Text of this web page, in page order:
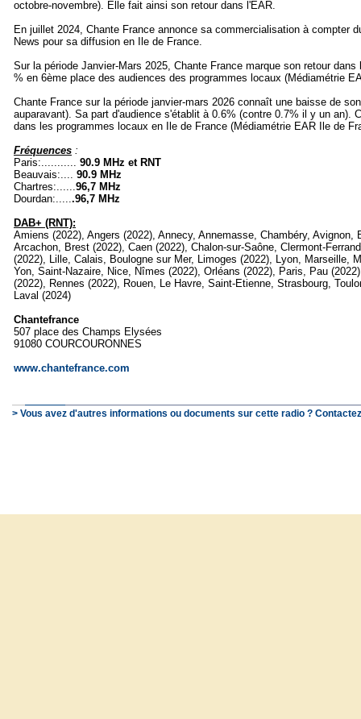
octobre-novembre). Elle fait ainsi son retour dans l'EAR.
En juillet 2024, Chante France annonce sa commercialisation à compter
News pour sa diffusion en Ile de France.
Sur la période Janvier-Mars 2025, Chante France marque son retour
% en 6ème place des audiences des programmes locaux (Médiamétrie
Chante France sur la période janvier-mars 2026 connaît une baisse de
auparavant). Sa part d'audience s'établit à 0.6% (contre 0.7% il y un an).
dans les programmes locaux en Ile de France (Médiamétrie EAR Ile de
Fréquences :
Paris:........... 90.9 MHz et RNT
Beauvais:.... 90.9 MHz
Chartres:......96,7 MHz
Dourdan:......96,7 MHz
DAB+ (RNT):
Amiens (2022), Angers (2022), Annecy, Annemasse, Chambéry,
Arcachon, Brest (2022), Caen (2022), Chalon-sur-Saône, Clermont-
(2022), Lille, Calais, Boulogne sur Mer, Limoges (2022), Lyon, Marseille,
Yon, Saint-Nazaire, Nice, Nîmes (2022), Orléans (2022), Paris, Pau
(2022), Rennes (2022), Rouen, Le Havre, Saint-Etienne, Strasbourg,
Laval (2024)
Chantefrance
507 place des Champs Elysées
91080 COURCOURONNES
www.chantefrance.com
> Vous avez d'autres informations ou documents sur cette radio ?